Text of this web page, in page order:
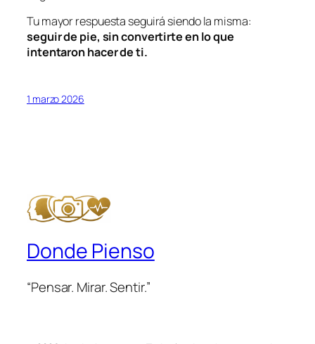
Tu mayor respuesta seguirá siendo la misma:
seguir de pie, sin convertirte en lo que
intentaron hacer de ti.
1 marzo 2026
Donde Pienso
“Pensar. Mirar. Sentir.”